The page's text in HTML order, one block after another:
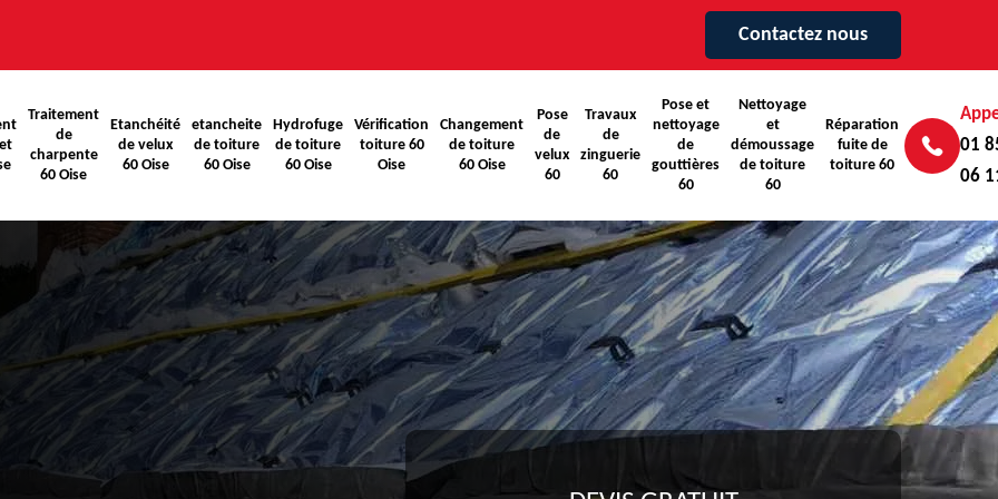
Contactez nous
Traitement
de
charpente
60 Oise
Etanchéité
de velux
60 Oise
etancheite
de toiture
60 Oise
Hydrofuge
de toiture
60 Oise
Vérification
toiture 60
Oise
Changement
de toiture
60 Oise
Pose
de
velux
60
Travaux
de
zinguerie
60
Pose et
nettoyage
de
gouttières
60
Nettoyage
et
démoussage
de toiture
60
Réparation
fuite de
toiture 60
01
06